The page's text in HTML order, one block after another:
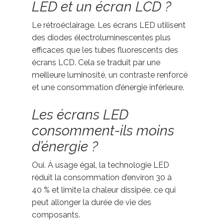
LED et un écran LCD ?
Le rétroéclairage. Les écrans LED utilisent
des diodes électroluminescentes plus
efficaces que les tubes fluorescents des
écrans LCD. Cela se traduit par une
meilleure luminosité, un contraste renforcé
et une consommation d’énergie inférieure.
Les écrans LED
consomment-ils moins
d’énergie ?
Oui. À usage égal, la technologie LED
réduit la consommation d’environ 30 à
40 % et limite la chaleur dissipée, ce qui
peut allonger la durée de vie des
composants.